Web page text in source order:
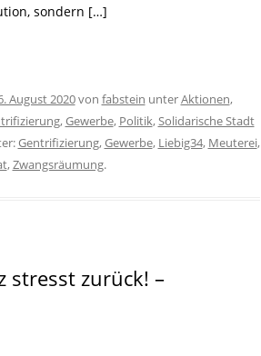
sondern […]
August 2020von fabstein unterAktionen,
,Gewerbe, Politik,Solidarische Stadt
Gentrifizierung,Gewerbe, Liebig34, Meuterei,
,Zwangsräumung.
stresst zurück! –